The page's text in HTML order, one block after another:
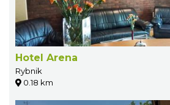
Hotel Arena
Rybnik
0.18 km